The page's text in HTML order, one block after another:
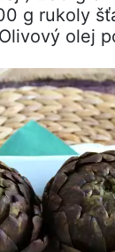
g rukoly
olej